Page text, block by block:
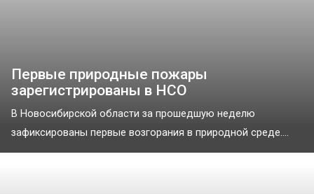
Первые природные пожары
зарегистрированы в НСО
В Новосибирской области за прошедшую неделю
зафиксированы первые возгорания в природной среде....